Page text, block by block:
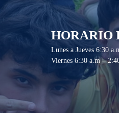
HORARIO
Lunes a Jueves 6:30
Viernes 6:30 a.m –